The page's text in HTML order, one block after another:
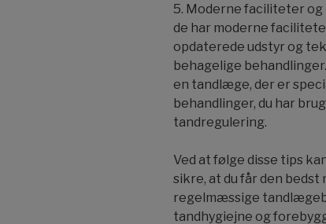
5. Moderne faciliteter
de har moderne
opdaterede udstyr og
behagelige
en tandlæge, der er
behandlinger, du har
tandregulering.
Ved at følge disse tips
sikre, at du får den bedst
regelmæssige
tandhygiejne og